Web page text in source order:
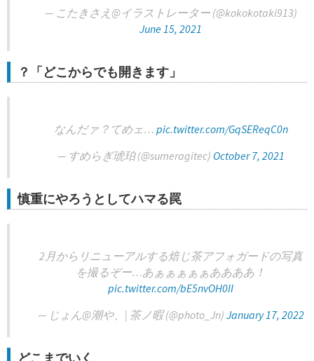
— こたきさえ@イラストレーター (@kokokotaki913)
June 15, 2021
？「どこからでも開きます」
なんだァ？てめェ… pic.twitter.com/GqSEReqC0n
— すめらぎ琥珀 (@sumeragitec) October 7, 2021
慎重にやろうとしてハマる罠
2月からリニューアルする焙じ茶アフォガードの写真
を撮るぞー…あぁぁぁぁぁああああ！
pic.twitter.com/bE5nvOH0II
— じょん@潮や、| 茶ノ暇 (@photo_Jn) January 17, 2022
どこまでいく